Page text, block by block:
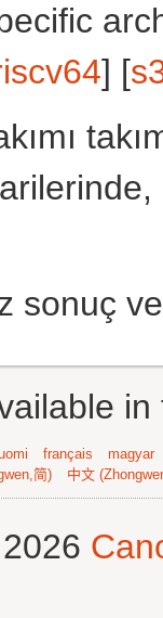
] [
sonuç
français
magyar
简) 中文